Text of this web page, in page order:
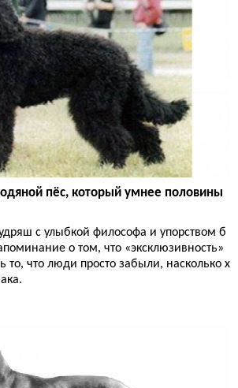
пёс, который умнее половины
с улыбкой философа и упорством б
о том, что «эксклюзивность»
то, что люди просто забыли, насколько х